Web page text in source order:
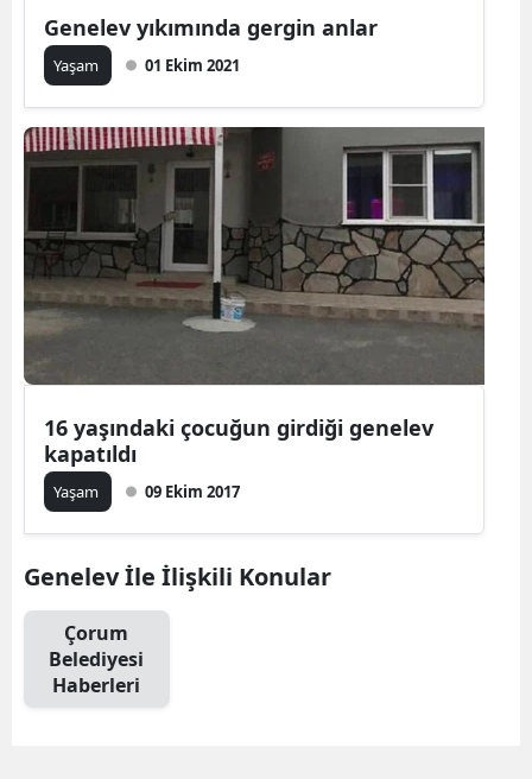
Genelev yıkımında gergin anlar
Yaşam 01 Ekim 2021
16 yaşındaki çocuğun girdiği genelev
kapatıldı
Yaşam 09 Ekim 2017
Genelev İle İlişkili Konular
Çorum
Belediyesi
Haberleri